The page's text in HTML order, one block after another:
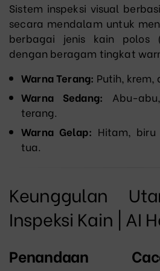
Sistem inspeksi visual
secara mendalam untuk
berbagai jenis kain polos
dengan beragam tingkat
Warna Terang: Putih, krem,
Warna Sedang: Abu-
terang.
Warna Gelap: Hitam,
tua.
Keunggulan
Inspeksi Kain | AI
Penandaan